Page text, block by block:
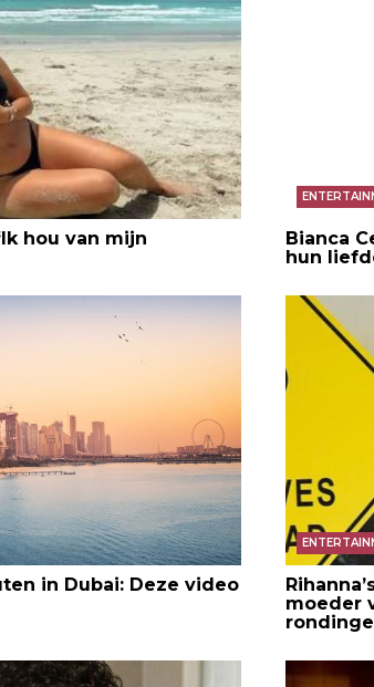
hou van mijn
Bianca
hun
in Dubai: Deze video
moeder